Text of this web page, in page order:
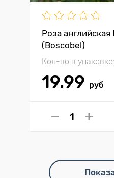
Роза
(Boscobel)
Кол-во в упаковке:
19.99 руб